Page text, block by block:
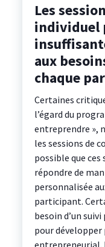
Les
individuel
aux
chaque
Certaines
l’égard du
entreprendre »,
les sessions de
possible que ces
répondre de
personnalisée
participant.
besoin d’un
pour